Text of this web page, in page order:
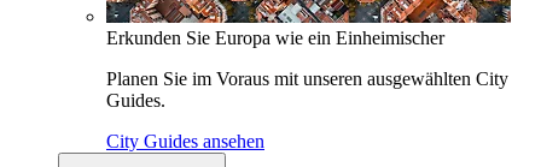
Erkunden Sie Europa wie ein Einheimischer
Planen Sie im Voraus mit unseren ausgewählten City
Guides.
City Guides ansehen